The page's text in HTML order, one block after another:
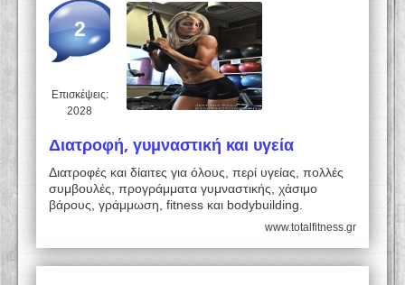
2
Επισκέψεις:
2028
Διατροφή, γυμναστική και υγεία
Διατροφές και δίαιτες για όλους, περί υγείας, πολλές
συμβουλές, προγράμματα γυμναστικής, χάσιμο
βάρους, γράμμωση, fitness και bodybuilding.
www.totalfitness.gr